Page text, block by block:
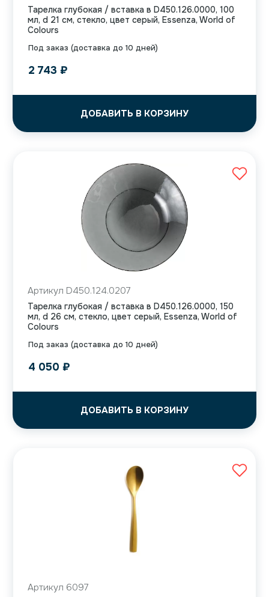
Под заказ (доставка до 10 дней)
Тарелка глубокая / вставка в D450.126.0000, 100
мл, d 21 см, стекло, цвет серый, Essenza, World of
Colours
2 743 ₽
ДОБАВИТЬ В КОРЗИНУ
Под заказ (доставка до 10 дней)
Артикул D450.124.0207
Тарелка глубокая / вставка в D450.126.0000, 150
мл, d 26 см, стекло, цвет серый, Essenza, World of
Colours
4 050 ₽
ДОБАВИТЬ В КОРЗИНУ
Артикул 6097